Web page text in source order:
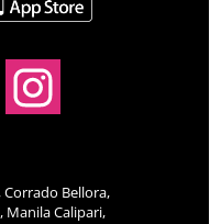
Corrado Bellora,
Manila Calipari,